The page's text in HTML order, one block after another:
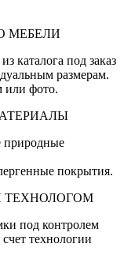
МЕБЕЛИ
каталога под заказ
размерам.
или фото.
природные
покрытия.
ТЕХНОЛОГОМ
под контролем
технологии